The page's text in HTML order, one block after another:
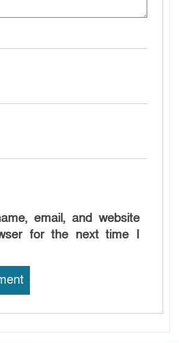
email, and website
for the next time I